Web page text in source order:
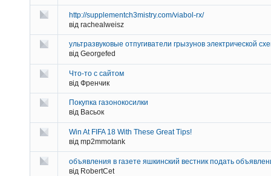
http://supplementch3mistry.com/viabol-rx/
від rachealweisz
ультразвуковые отпугиватели грызунов электрической
від Georgefed
Что-то с сайтом
від Френчик
Покупка газонокосилки
від Васьок
Win At FIFA 18 With These Great Tips!
від mp2mmotank
объявления в газете яшкинский вестник подать
від RobertCet